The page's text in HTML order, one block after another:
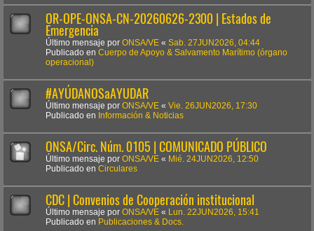
OR-OPE-ONSA-CN-20260626-2300 | Estados de
Emergencia
Último mensaje por ONSA/VE « Sab. 27JUN2026, 04:44
Publicado en Cuerpo de Apoyo & Salvamento Marítimo (órgano
operacional)
#AYÚDANOSaAYUDAR
Último mensaje por ONSA/VE « Vie. 26JUN2026, 17:30
Publicado en Información & Noticias
ONSA/Circ. Núm. 0105 | COMUNICADO PÚBLICO
Último mensaje por ONSA/VE « Mié. 24JUN2026, 12:50
Publicado en Circulares
CDC | Convenios de Cooperación institucional
Último mensaje por ONSA/VE «
Lun. 22JUN2026, 15:41
Publicado en Publicaciones & Docs.